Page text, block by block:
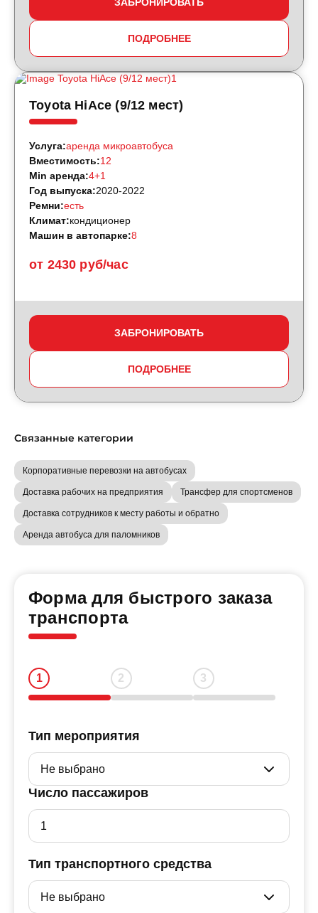
ПОДРОБНЕЕ
Toyota HiAce (9/12 мест)
от 2430 руб/час
Услуга:аренда микроавтобуса
Вместимость:12
Min аренда:4+1
Год выпуска:2020-2022
Ремни:есть
Климат:кондиционер
Машин в автопарке:8
ЗАБРОНИРОВАТЬ
ПОДРОБНЕЕ
Связанные категории
Корпоративные перевозки на автобусах
Доставка рабочих на предприятия Трансфер для спортсменов
Доставка сотрудников к месту работы и обратно
Аренда автобуса для паломников
Форма для быстрого заказа
транспорта
Тип мероприятия
Число пассажиров
Тип транспортного средства